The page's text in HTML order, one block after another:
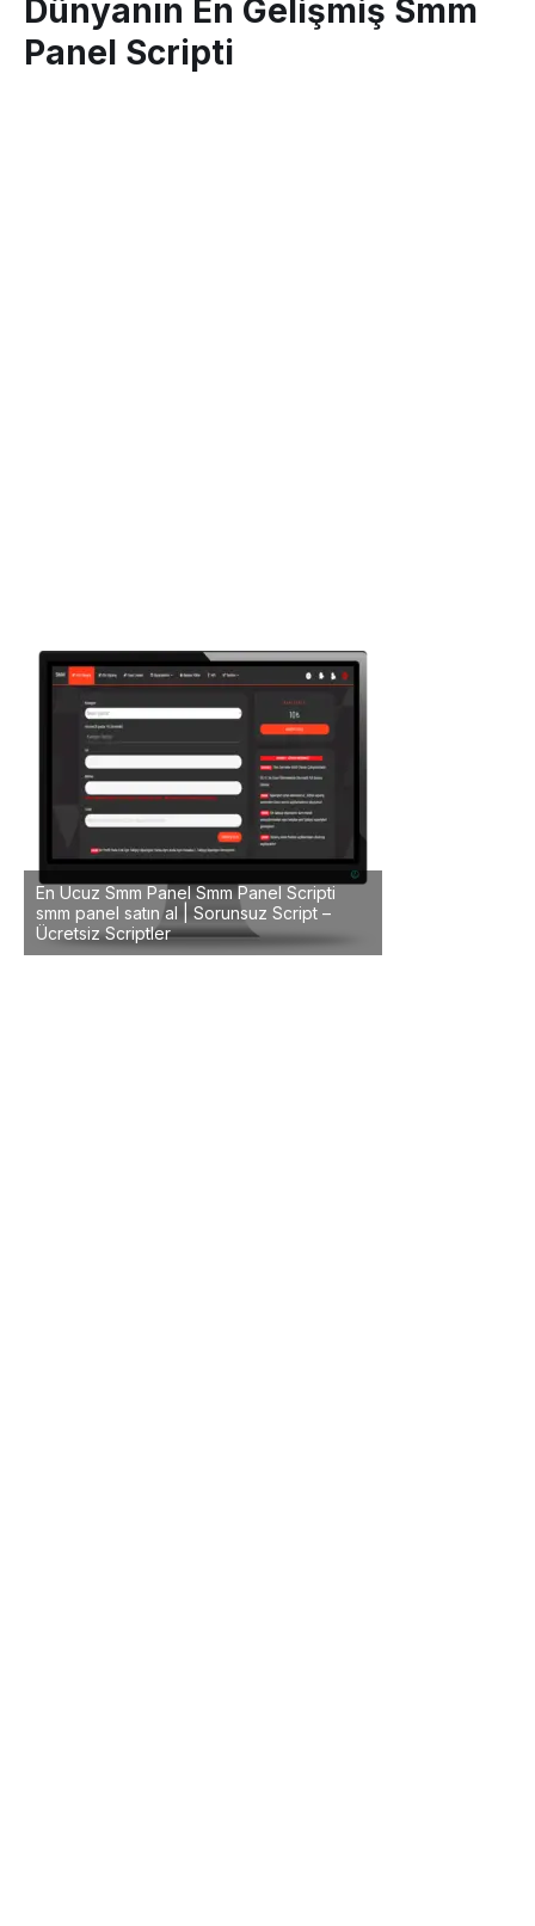
Dünyanın En Gelişmiş Smm
Panel Scripti
En Ucuz Smm Panel Smm Panel Scripti
smm panel satın al | Sorunsuz Script –
Ücretsiz Scriptler